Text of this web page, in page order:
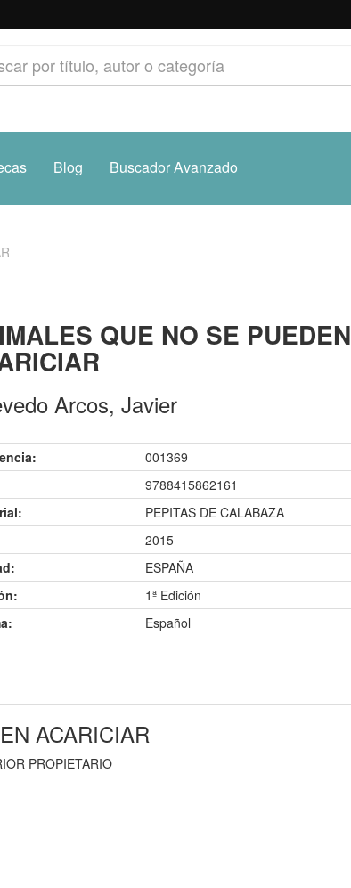
Blog Buscador Avanzado
QUE NO SE PUEDEN
Arcos, Javier
001369
9788415862161
PEPITAS DE CALABAZA
2015
ESPAÑA
1ª Edición
Español
ACARICIAR
PROPIETARIO